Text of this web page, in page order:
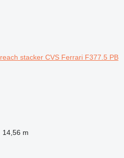
reach stacker CVS Ferrari F377.5 PB
14,56 m